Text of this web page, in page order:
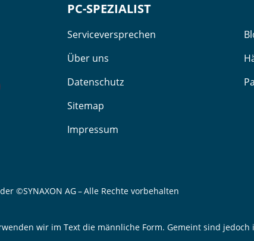
PC-SPEZIALIST
Serviceversprechen
Über uns
Datenschutz
Sitemap
Impressum
der ©SYNAXON AG – Alle Rechte vorbehalten
wir im Text die männliche Form. Gemeint sind